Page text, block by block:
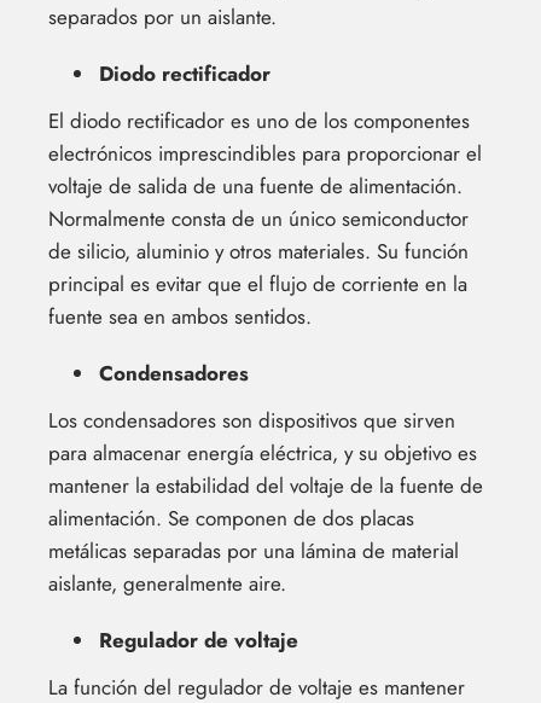
separados por un aislante.
Diodo rectificador
El diodo rectificador es uno de los componentes
electrónicos imprescindibles para proporcionar el
voltaje de salida de una fuente de alimentación.
Normalmente consta de un único semiconductor
de silicio, aluminio y otros materiales. Su función
principal es evitar que el flujo de corriente en la
fuente sea en ambos sentidos.
Condensadores
Los condensadores son dispositivos que sirven
para almacenar energía eléctrica, y su objetivo es
mantener la estabilidad del voltaje de la fuente de
alimentación. Se componen de dos placas
metálicas separadas por una lámina de material
aislante, generalmente aire.
Regulador de voltaje
La función del regulador de voltaje es mantener